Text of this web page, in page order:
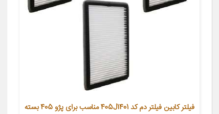
فیلتر کابین فیلتر دم کد 405J1401 مناسب برای پژو 405 بسته